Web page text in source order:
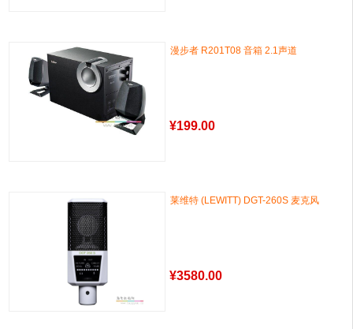
漫步者 R201T08 音箱 2.1声道
¥199.00
莱维特 (LEWITT) DGT-260S 麦克风
¥3580.00